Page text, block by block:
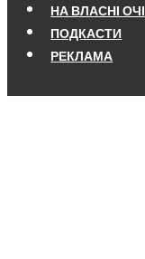
НА ВЛАСНІ ОЧІ
ПОДКАСТИ
РЕКЛАМА